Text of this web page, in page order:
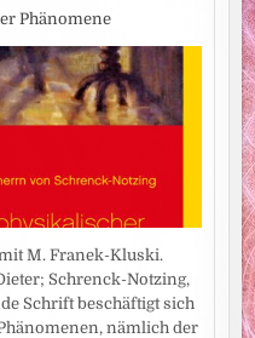
Phänomene
M. Franek-Kluski.
Schrenck-Notzing,
Schrift beschäftigt sich
nämlich der